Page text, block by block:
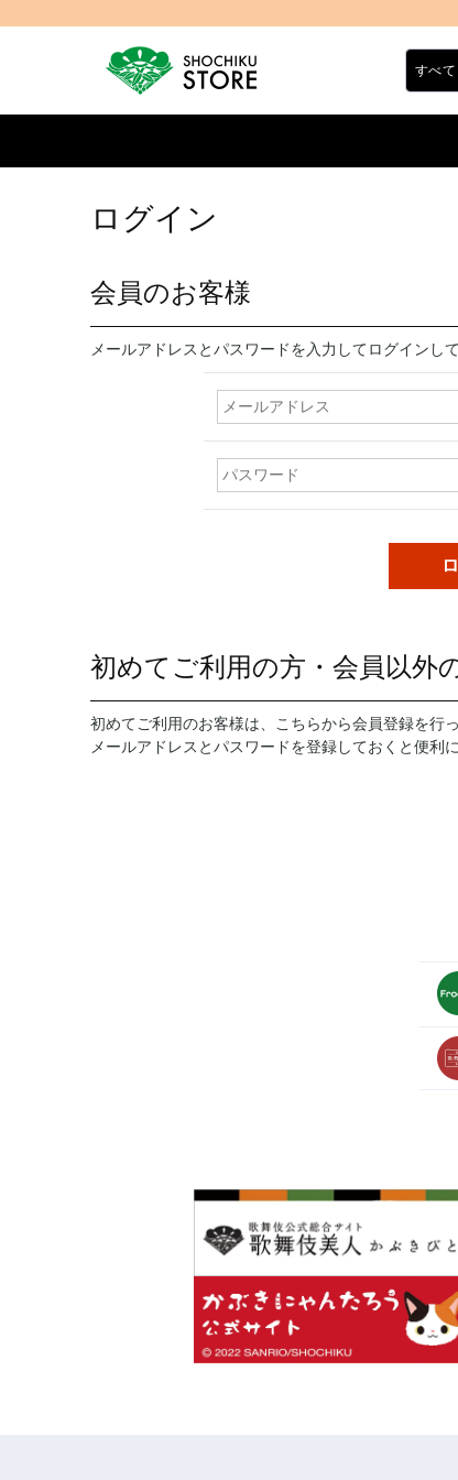
ログイン
会員のお客様
メールアドレスとパスワードを入力してログインして
初めてご利用の方・会員以外
初めてご利用のお客様は、こちらから会員登録を行
メールアドレスとパスワードを登録しておくと便利